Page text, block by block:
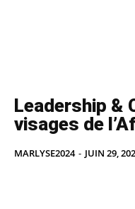
Leadership &
visages de
MARLYSE2024 - JUIN 29,